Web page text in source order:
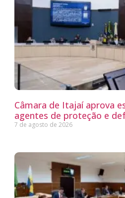
Câmara de Itajaí aprova
agentes de proteção e
7 de agosto de 2026